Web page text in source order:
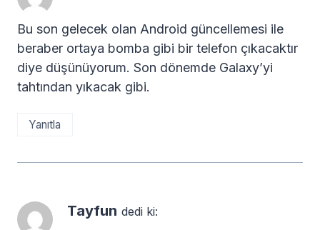
Bu son gelecek olan Android güncellemesi ile
beraber ortaya bomba gibi bir telefon çıkacaktır
diye düşünüyorum. Son dönemde Galaxy’yi
tahtından yıkacak gibi.
Yanıtla
Tayfun dedi ki: